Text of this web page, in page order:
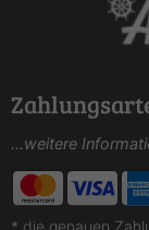
...weitere
* die genauen